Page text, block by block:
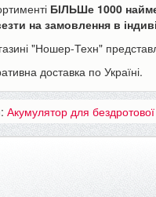
БІЛЬШе 1000
на замовлення в
"Ношер-Техн"
доставка по Україні.
Акумулятор для